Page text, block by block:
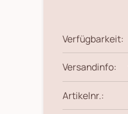
Verfügbarkeit:
Versandinfo:
Artikelnr.: